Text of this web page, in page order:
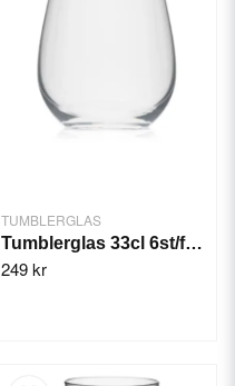
TUMBLERGLAS
Tumblerglas 33cl 6st/fp. Rona Wine
249 kr